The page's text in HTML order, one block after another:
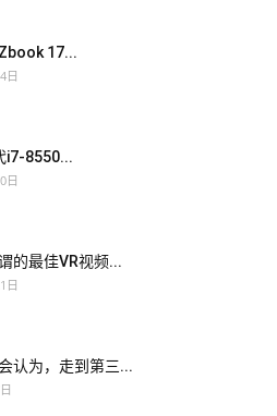
17...
日
i7-8550...
日
的最佳VR视频...
日
认为，走到第三...